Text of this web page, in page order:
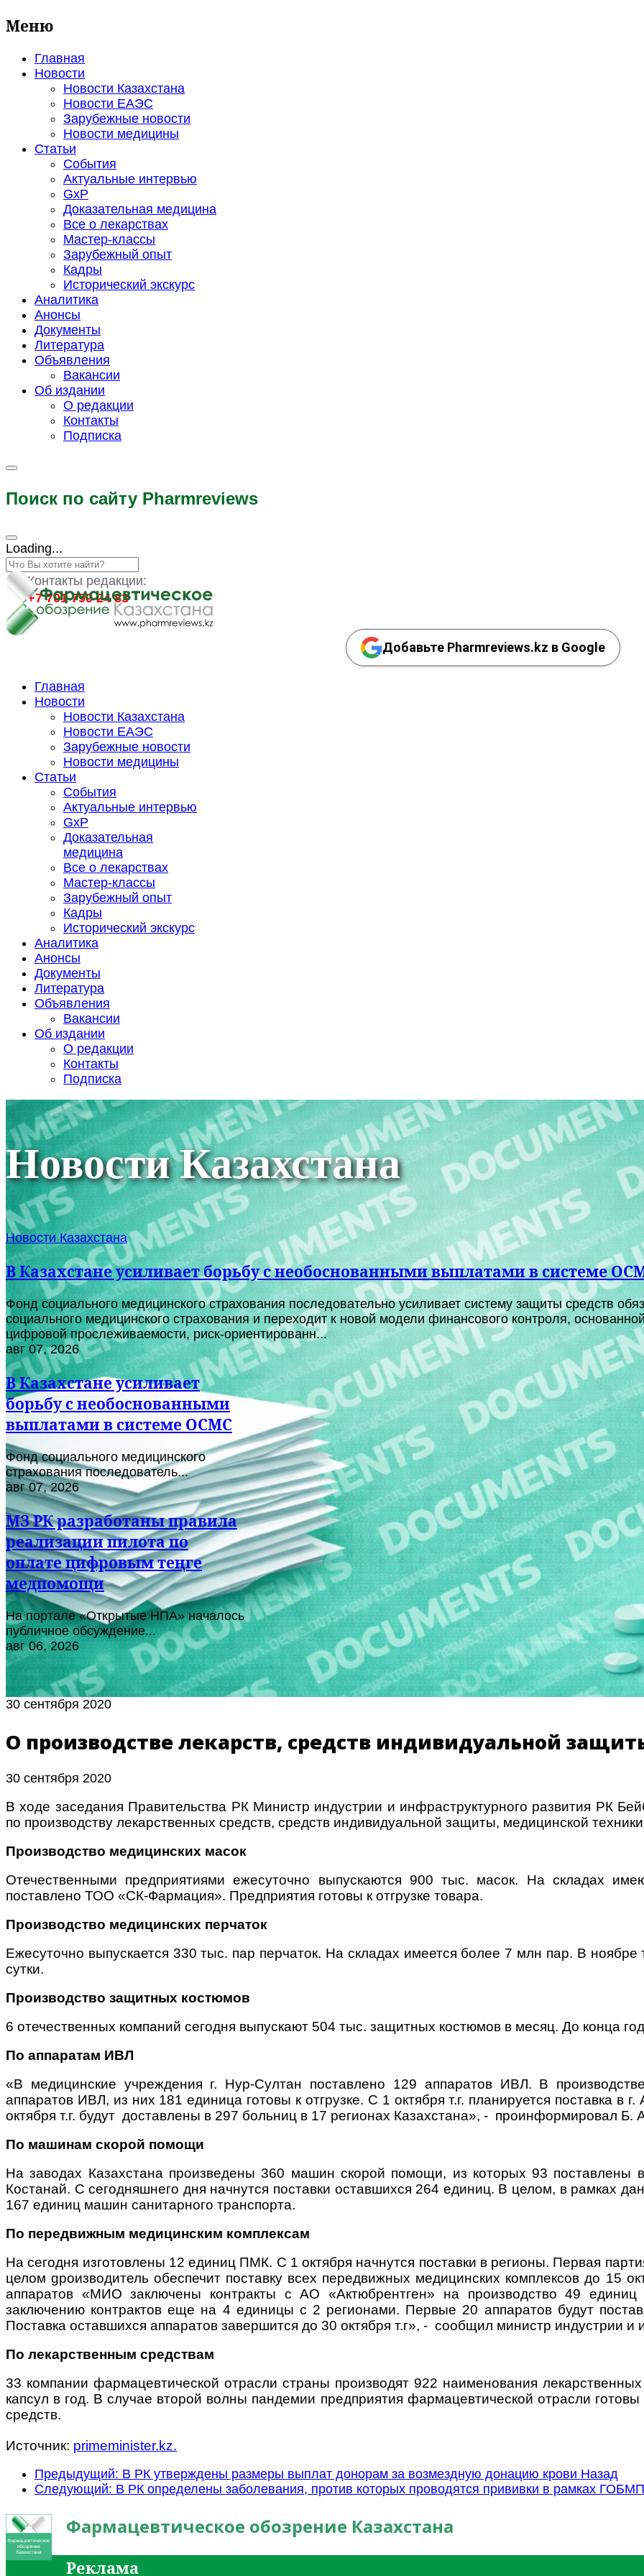
Меню
Главная
Новости
Новости Казахстана
Новости ЕАЭС
Зарубежные новости
Новости медицины
Статьи
События
Актуальные интервью
GxP
Доказательная медицина
Все о лекарствах
Мастер-классы
Зарубежный опыт
Кадры
Исторический экскурс
Аналитика
Анонсы
Документы
Литература
Объявления
Вакансии
Об издании
О редакции
Контакты
Подписка
Поиск по сайту Pharmreviews
Loading...
Контакты редакции:
+7 701 799 24 83
Добавьте Pharmreviews.kz в Google
Главная
Новости
Новости Казахстана
Новости ЕАЭС
Зарубежные новости
Новости медицины
Статьи
События
Актуальные интервью
GxP
Доказательная
медицина
Все о лекарствах
Мастер-классы
Зарубежный опыт
Кадры
Исторический экскурс
Аналитика
Анонсы
Документы
Литература
Объявления
Вакансии
Об издании
О редакции
Контакты
Подписка
Новости Казахстана
Новости Казахстана
В Казахстане усиливает борьбу с необоснованными выплатами в системе
Фонд социального медицинского страхования последовательно усиливает систему защиты средств
социального медицинского страхования и переходит к новой модели финансового контроля,
цифровой прослеживаемости, риск-ориентированн...
авг 07, 2026
В Казахстане усиливает
борьбу с необоснованными
выплатами в системе ОСМС
Фонд социального медицинского
страхования последователь...
авг 07, 2026
МЗ РК разработаны правила
реализации пилота по
оплате цифровым теңге
медпомощи
На портале «Открытые НПА» началось
публичное обсуждение...
авг 06, 2026
30 сентября 2020
О производстве лекарств, средств индивидуальной
30 сентября 2020
В ходе заседания Правительства РК Министр индустрии и инфраструктурного развития РК
по производству лекарственных средств, средств индивидуальной защиты, медицинской
Производство медицинских масок
Отечественными предприятиями ежесуточно выпускаются 900 тыс. масок. На складах
поставлено ТОО «СК-Фармация». Предприятия готовы к отгрузке товара.
Производство медицинских перчаток
Ежесуточно выпускается 330 тыс. пар перчаток. На складах имеется более 7 млн пар. В
сутки.
Производство защитных костюмов
6 отечественных компаний сегодня выпускают 504 тыс. защитных костюмов в месяц. До конца
По аппаратам ИВЛ
«В медицинские учреждения г. Нур-Султан поставлено 129 аппаратов ИВЛ. В
аппаратов ИВЛ, из них 181 единица готовы к отгрузке. С 1 октября т.г. планируется поставка
октября т.г. будут доставлены в 297 больниц в 17 регионах Казахстана», - проинформировал Б.
По машинам скорой помощи
На заводах Казахстана произведены 360 машин скорой помощи, из которых 93
Костанай. С сегодняшнего дня начнутся поставки оставшихся 264 единиц. В целом, в рамках
167 единиц машин санитарного транспорта.
По передвижным медицинским комплексам
На сегодня изготовлены 12 единиц ПМК. С 1 октября начнутся поставки в регионы. Первая
целом gроизводитель обеспечит поставку всех передвижных медицинских комплексов до 15
аппаратов «МИО заключены контракты с АО «Актюбрентген» на производство 49 единиц
заключению контрактов еще на 4 единицы с 2 регионами. Первые 20 аппаратов будут
Поставка оставшихся аппаратов завершится до 30 октября т.г», - сообщил министр индустрии и
По лекарственным средствам
33 компании фармацевтической отрасли страны производят 922 наименования
капсул в год. В случае второй волны пандемии предприятия фармацевтической отрасли
средств.
Источник: primeminister.kz.
Предыдущий: В РК утверждены размеры выплат донорам за возмездную донацию крови Назад
Следующий: В РК определены заболевания, против которых проводятся прививки в рамках
Фармацевтическое обозрение Казахстана
Реклама